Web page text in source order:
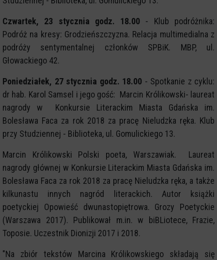
Czwartek, 23 stycznia godz. 18.00 - Klub podróżnika:
Podróż na kresy: Grodzieńszczyzna. Relacja multimedialna z
podróży sentymentalnej członków SPBiK. MBP, ul.
Głowackiego 42.
Poniedziałek, 27 stycznia godz. 18.00 - Spotkanie z cyklu:
dr hab. Karol Samsel i jego gość: Marcin Królikowski- laureat
nagrody w Konkursie Literackim Miasta Gdańska im.
Bolesława Faca za rok 2018 za pracę Nieludzka ręka. Klub
przy Studziennej - Biblioteka, ul. Gomulickiego 13.
Marcin Królikowski Polski poeta, Warszawiak. Laureat
nagrody głównej w Konkursie Literackim Miasta Gdańska im.
Bolesława Faca za rok 2018 za pracę Nieludzka ręka, a także
kilkunastu innych nagród literackich. Autor książki
poetyckiej Opowieść dwunastopiętrowa. Grozy Poetyckie
(Warszawa 2017). Publikował m.in. w biBLiotece, Frazie,
Toposie. Uczestnik Dionizji 2017 i 2018.
"Na zbiór tekstów Marcina Królikowskiego składają się